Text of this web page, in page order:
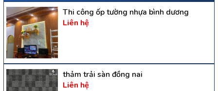
Thi công ốp tường nhựa bình dương
Liên hệ
thảm trải sàn đồng nai
Liên hệ